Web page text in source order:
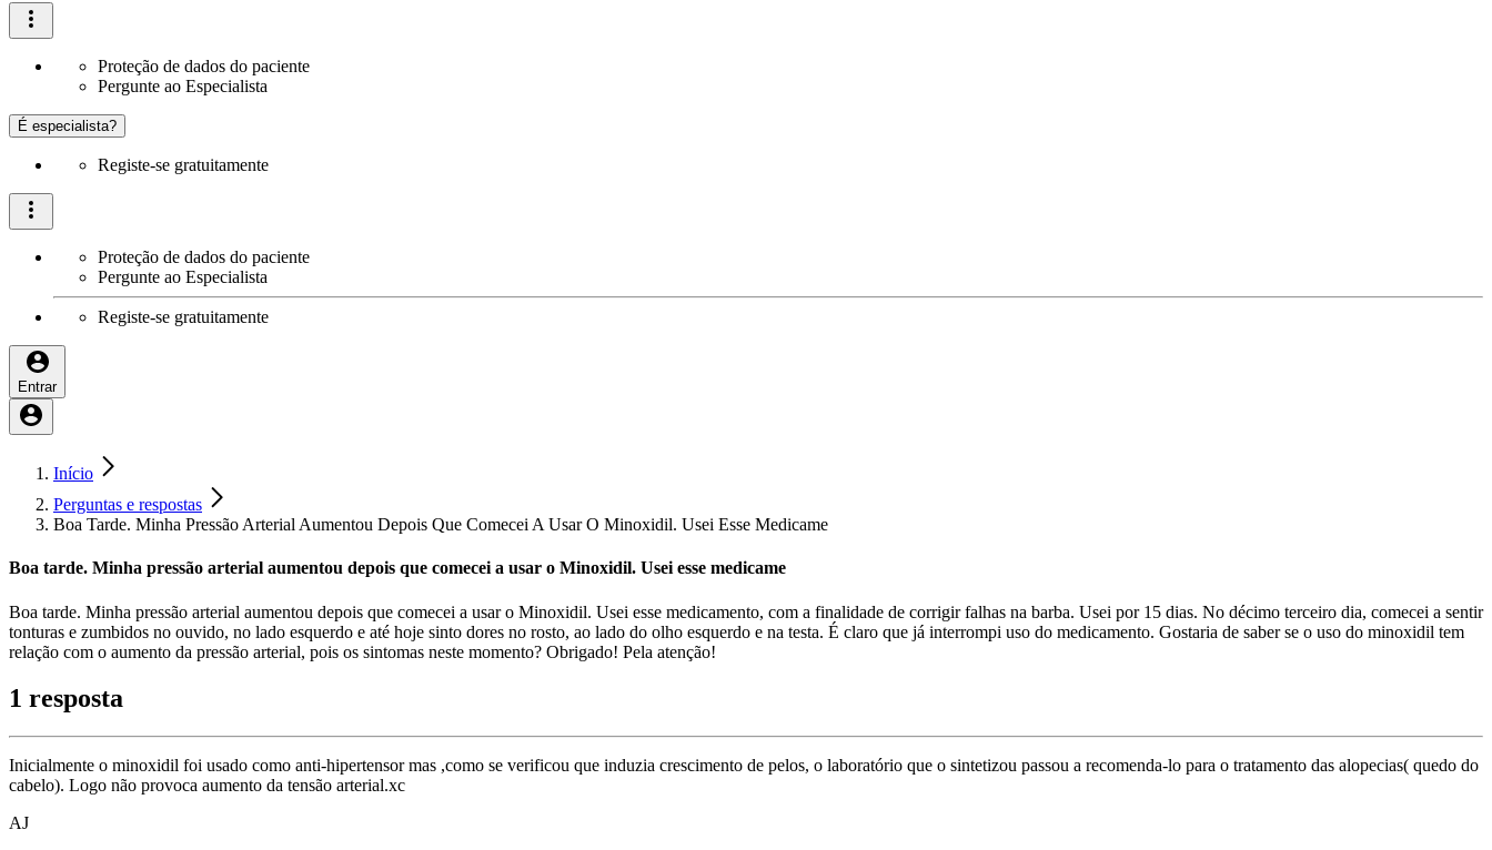
Proteção de dados do paciente
Pergunte ao Especialista
É especialista?
Registe-se gratuitamente
Proteção de dados do paciente
Pergunte ao Especialista
Registe-se gratuitamente
Entrar
Início
Perguntas e respostas
Boa Tarde. Minha Pressão Arterial Aumentou Depois Que Comecei A Usar O Minoxidil. Usei Esse Medicame
Boa tarde. Minha pressão arterial aumentou depois que comecei a usar o Minoxidil. Usei esse medicame
Boa tarde. Minha pressão arterial aumentou depois que comecei a usar o Minoxidil. Usei esse medicamento, com a finalidade de corrigir falhas na barba. Usei por 15 dias. No décimo terceiro dia, comecei a sentir
tonturas e zumbidos no ouvido, no lado esquerdo e até hoje sinto dores no rosto, ao lado do olho esquerdo e na testa. É claro que já interrompi uso do medicamento. Gostaria de saber se o uso do minoxidil tem
relação com o aumento da pressão arterial, pois os sintomas neste momento? Obrigado! Pela atenção!
1 resposta
Inicialmente o minoxidil foi usado como anti-hipertensor mas ,como se verificou que induzia crescimento de pelos, o laboratório que o sintetizou passou a recomenda-lo para o tratamento das alopecias( quedo do
cabelo). Logo não provoca aumento da tensão arterial.xc
AJ